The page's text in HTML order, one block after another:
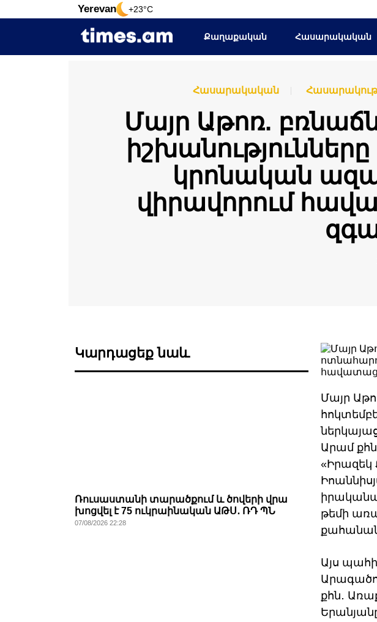
Yerevan +23°C
Քաղաքական Հասարակական
Հասարակական
Մայր Աթոռ.
կրոնական
վիրավորում
Կարդացեք նաև
Ռուսաստանի տարածքում և ծովերի վրա
խոցվել է 75 ուկրաինական ԱԹՍ․ ՌԴ ՊՆ
07/08/2026 22:28
Մայր
Արամ
թեմի
Այս
քհն․